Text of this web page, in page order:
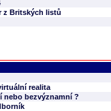
z Britských listů
realita
nebo bezvýznamní ?